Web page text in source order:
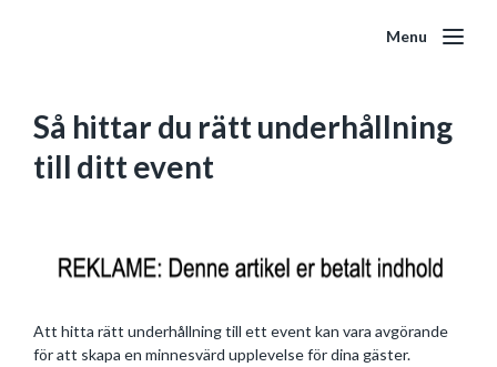
Menu
Så hittar du rätt underhållning
till ditt event
Att hitta rätt underhållning till ett event kan vara avgörande
för att skapa en minnesvärd upplevelse för dina gäster.